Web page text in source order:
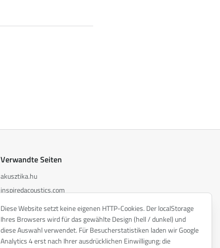
Verwandte Seiten
akusztika.hu
inspiredacoustics.com
soundy.ai
irat.ai
Diese Website setzt keine eigenen HTTP-Cookies. Der localStorage
Ihres Browsers wird für das gewählte Design (hell / dunkel) und
diese Auswahl verwendet. Für Besucherstatistiken laden wir Google
Analytics 4 erst nach Ihrer ausdrücklichen Einwilligung; die